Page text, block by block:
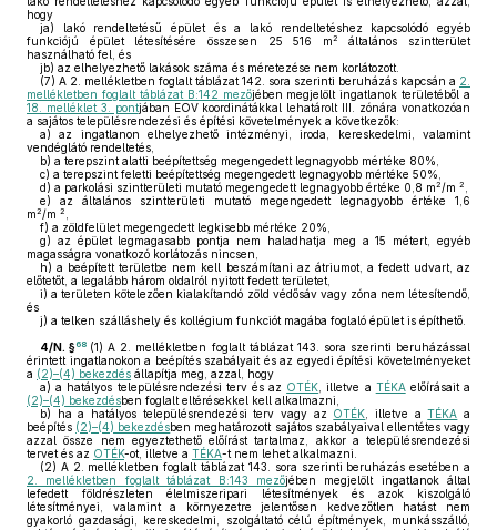
hogy
ja) lakó rendeltetésű épület és a lakó rendeltetéshez kapcsolódó egyéb
funkciójú épület létesítésére összesen 25 516 m2
általános szintterület
használható fel, és
jb) az elhelyezhető lakások száma és méretezése nem korlátozott.
(7) A 2. mellékletben foglalt táblázat 142. sora szerinti beruházás kapcsán a 2.
mellékletben foglalt táblázat B:142 mezőjében megjelölt ingatlanok területéből a
18. melléklet 3. pontjában EOV koordinátákkal lehatárolt III. zónára vonatkozóan
a sajátos településrendezési és építési követelmények a következők:
a) az ingatlanon elhelyezhető intézményi, iroda, kereskedelmi, valamint
vendéglátó rendeltetés,
b) a terepszint alatti beépítettség megengedett legnagyobb mértéke 80%,
c) a terepszint feletti beépítettség megengedett legnagyobb mértéke 50%,
d) a parkolási szintterületi mutató megengedett legnagyobb értéke 0,8 m2/m 2
e) az általános szintterületi mutató megengedett legnagyobb értéke 1,6
m2/m 2
f) a zöldfelület megengedett legkisebb mértéke 20%,
g) az épület legmagasabb pontja nem haladhatja meg a 15 métert, egyéb
magasságra vonatkozó korlátozás nincsen,
h) a beépített területbe nem kell beszámítani az átriumot, a fedett udvart, az
előtetőt, a legalább három oldalról nyitott fedett területet,
i) a területen kötelezően kialakítandó zöld védősáv vagy zóna nem létesítendő,
és
j) a telken szálláshely és kollégium funkciót magába foglaló épület is építhető.
4/N. §68 (1) A 2. mellékletben foglalt táblázat 143. sora szerinti beruházással
érintett ingatlanokon a beépítés szabályait és az egyedi építési követelményeket
a (2)–(4) bekezdés állapítja meg, azzal, hogy
a) a hatályos településrendezési terv és az OTÉK , illetve a TÉKAelőírásait a
(2)–(4) bekezdésben foglalt eltérésekkel kell alkalmazni,
b) ha a hatályos településrendezési terv vagy az OTÉK , illetve aTÉKA a
beépítés (2)–(4) bekezdésben meghatározott sajátos szabályaival ellentétes vagy
azzal össze nem egyeztethető előírást tartalmaz, akkor a településrendezési
tervet és az OTÉK-ot, illetve a TÉKA-t nem lehet alkalmazni.
(2) A 2. mellékletben foglalt táblázat 143. sora szerinti beruházás esetében a
2. mellékletben foglalt táblázat B:143 mezőjében megjelölt ingatlanok által
lefedett földrészleten élelmiszeripari létesítmények és azok kiszolgáló
létesítményei, valamint a környezetre jelentősen kedvezőtlen hatást nem
gyakorló gazdasági, kereskedelmi, szolgáltató célú építmények, munkásszálló,